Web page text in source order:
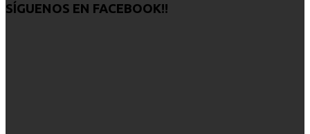
SÍGUENOS EN FACEBOOK!!